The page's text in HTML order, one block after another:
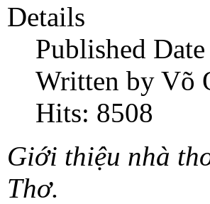
Details
Published Date
Written by Võ
Hits: 8508
Giới thiệu nhà
Thơ.